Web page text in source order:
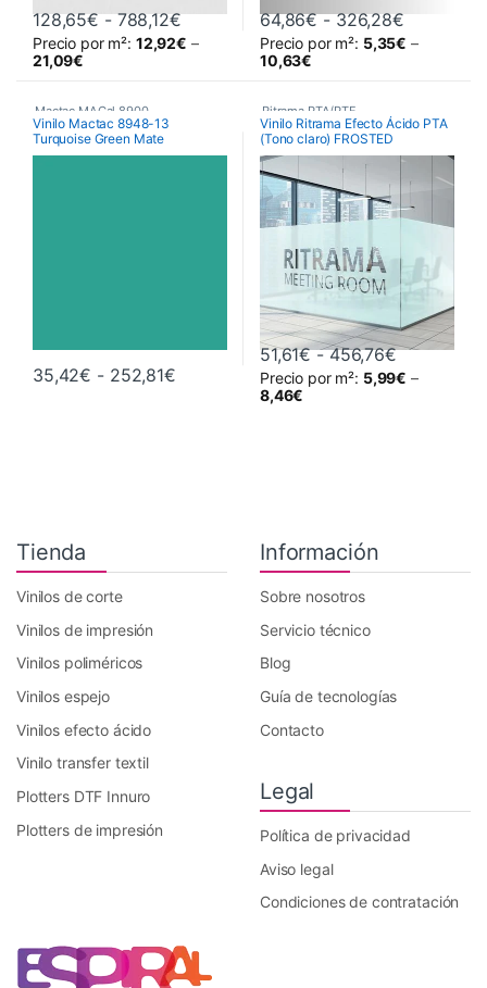
128,65€ - 788,12€Rango de precios: desde 128,65€
Precio por m²: 12,92€ –
21,09€
Este producto tiene múltiples variantes. Las opciones se
64,86€ - 326,28€Rango
Precio por m²: 5,35€ –
10,63€
Este producto tiene múltiples
Mactac MACal 8900
Monoméricos,Vinilos De Corte
Vinilo Mactac 8948-13
Turquoise Green Mate
35,42€ - 252,81€Rango de precios: desde 35,42€
Este producto tiene múltiples variantes. Las opciones se
Ritrama PTA/PTF
Vinilos De Corte,
Vinilos Efecto Ácido
Vinilos para decoración de
cristales
Vinilo Ritrama Efecto Ácido PTA
(Tono claro) FROSTED
51,61€ - 456,76€Rango de
Precio por m²: 5,99€ –
8,46€
Este producto tiene múltiples
Tienda
Vinilos de corte
Vinilos de impresión
Vinilos poliméricos
Vinilos espejo
Vinilos efecto ácido
Vinilo transfer textil
Plotters DTF Innuro
Plotters de impresión
Información
Sobre nosotros
Servicio técnico
Blog
Guía de tecnologías
Contacto
Legal
Política de privacidad
Aviso legal
Condiciones de contratación